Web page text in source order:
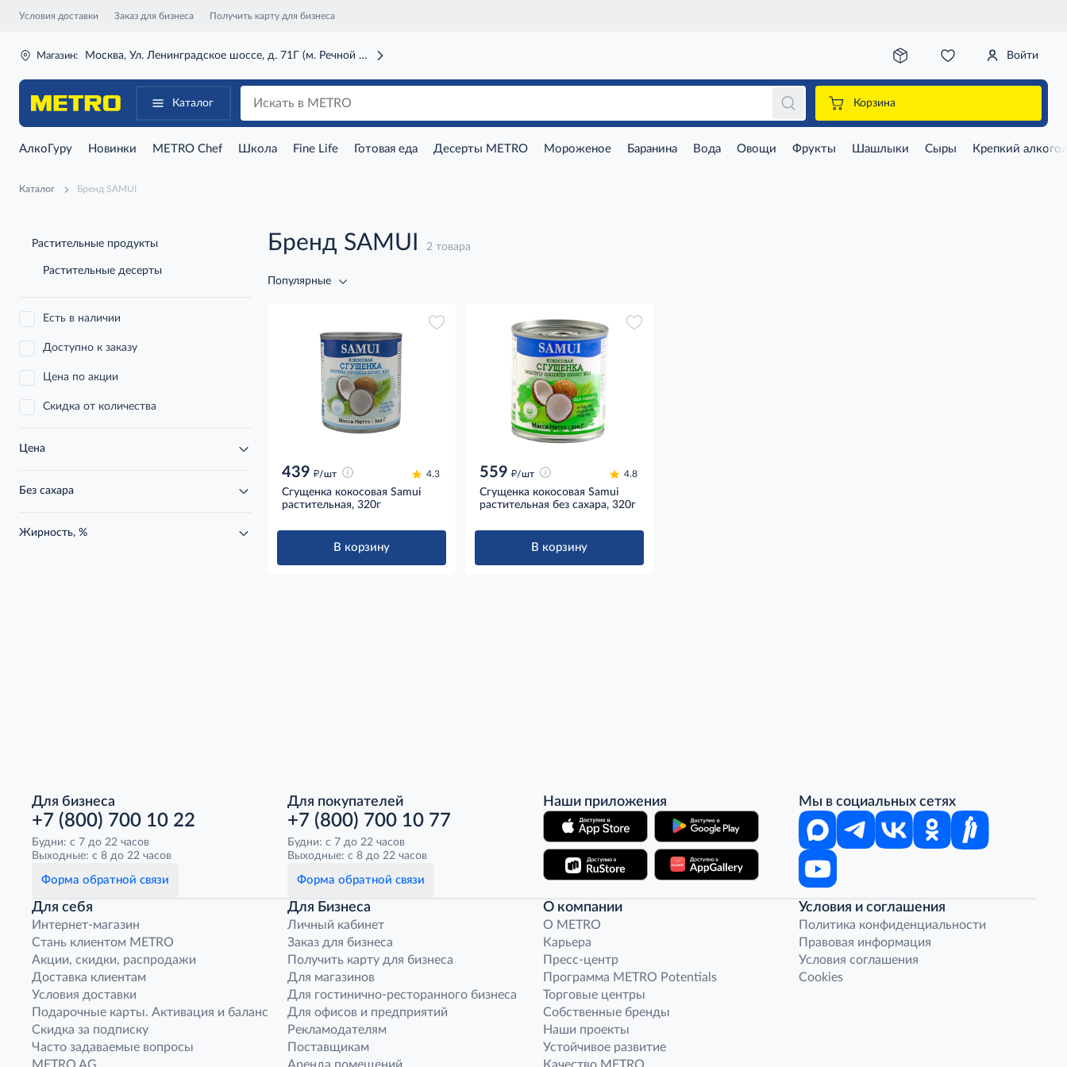
Условия доставки Заказ для бизнеса Получить карту для бизнеса
Магазин: Москва, Ул. Ленинградское шоссе, д. 71Г (м. Речной вокзал) Войти
Каталог Корзина
АлкоГуру Новинки METRO Chef Школа Fine Life Готовая еда Десерты METRO Мороженое Баранина Вода Овощи Фрукты Шашлыки Сыры Крепкий
Каталог Бренд SAMUI
Растительные продукты
Растительные десерты
Есть в наличии
Доступно к заказу
Цена по акции
Скидка от количества
Цена
Без сахара
Жирность, %
Бренд SAMUI 2 товара
Популярные
439 д/шт 4.3
Сгущенка кокосовая Samui
растительная, 320г
В корзину
559 д/шт 4.8
Сгущенка кокосовая Samui
растительная без сахара, 320г
В корзину
Для бизнеса
+7 (800) 700 10 22
Будни: с 7 до 22 часов
Выходные: с 8 до 22 часов
Форма обратной связи
Для покупателей
+7 (800) 700 10 77
Будни: с 7 до 22 часов
Выходные: с 8 до 22 часов
Форма обратной связи
Наши приложения Мы в социальных сетях
Для себя
Интернет-магазин
Стань клиентом METRO
Акции, скидки, распродажи
Доставка клиентам
Условия доставки
Подарочные карты. Активация и баланс
Скидка за подписку
Часто задаваемые вопросы
METRO AG
Для Бизнеса
Личный кабинет
Заказ для бизнеса
Получить карту для бизнеса
Для магазинов
Для гостинично-ресторанного бизнеса
Для офисов и предприятий
Рекламодателям
Поставщикам
Аренда помещений
О компании
O METRO
Карьера
Пресс-центр
Программа METRO Potentials
Торговые центры
Собственные бренды
Наши проекты
Устойчивое развитие
Качество METRO
Условия и соглашения
Политика конфиденциальности
Правовая информация
Условия соглашения
Cookies